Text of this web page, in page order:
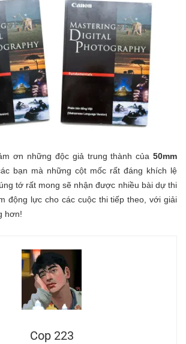
ơn những độc giả trung thành của 50mm
bạn mà những cột mốc rất đáng khích lệ
tớ rất mong sẽ nhận được nhiều bài dự thi
động lực cho các cuộc thi tiếp theo, với giải
hơn!
Cop 223